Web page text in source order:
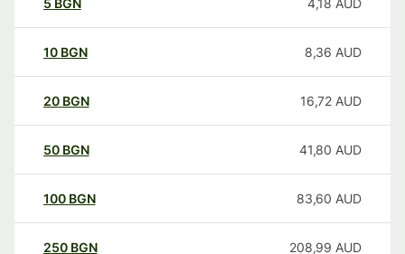
5 BGN 4,18 AUD
10 BGN 8,36 AUD
20 BGN 16,72 AUD
50 BGN 41,80 AUD
100 BGN 83,60 AUD
250 BGN 208,99 AUD